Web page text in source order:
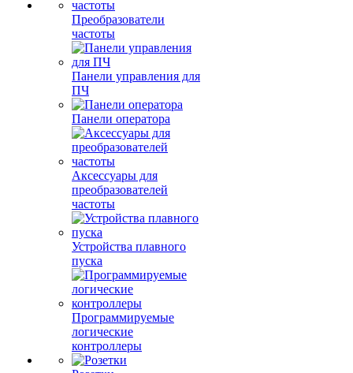
Преобразователи
частоты
Панели управления для
ПЧ
Панели оператора
Аксессуары для
преобразователей
частоты
Устройства плавного
пуска
Программируемые
логические
контроллеры